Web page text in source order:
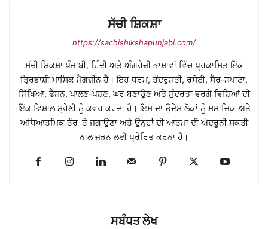
ਸੱਚੀ ਸ਼ਿਕਸ਼ਾ
https://sachishikshapunjabi.com/
ਸੱਚੀ ਸ਼ਿਕਸ਼ਾ ਪੰਜਾਬੀ, ਹਿੰਦੀ ਅਤੇ ਅੰਗਰੇਜ਼ੀ ਭਾਸ਼ਾਵਾਂ ਵਿੱਚ ਪ੍ਰਕਾਸ਼ਿਤ ਇੱਕ
ਤ੍ਰਿਭਾਸ਼ੀ ਮਾਸਿਕ ਮੈਗਜ਼ੀਨ ਹੈ। ਇਹ ਧਰਮ, ਤੰਦਰੁਸਤੀ, ਰਸੋਈ, ਸੈਰ-ਸਪਾਟਾ,
ਸਿੱਖਿਆ, ਫੈਸ਼ਨ, ਪਾਲਣ-ਪੋਸ਼ਣ, ਘਰ ਬਣਾਉਣ ਅਤੇ ਸੁੰਦਰਤਾ ਵਰਗੇ ਵਿਸ਼ਿਆਂ ਦੀ
ਇੱਕ ਵਿਸ਼ਾਲ ਸ਼੍ਰੇਣੀ ਨੂੰ ਕਵਰ ਕਰਦਾ ਹੈ। ਇਸ ਦਾ ਉਦੇਸ਼ ਲੋਕਾਂ ਨੂੰ ਸਮਾਜਿਕ ਅਤੇ
ਅਧਿਆਤਮਿਕ ਤੌਰ 'ਤੇ ਜਗਾਉਣਾ ਅਤੇ ਉਨ੍ਹਾਂ ਦੀ ਆਤਮਾ ਦੀ ਅੰਦਰੂਨੀ ਸ਼ਕਤੀ
ਨਾਲ ਜੁੜਨ ਲਈ ਪ੍ਰੇਰਿਤ ਕਰਨਾ ਹੈ।
ਸਬੰਧਤ ਲੇਖ